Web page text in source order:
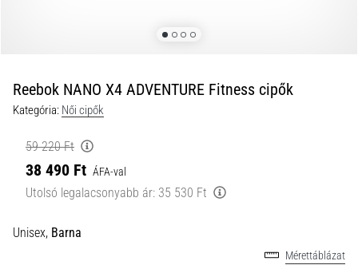
következő
dolgok
nem
táskádból!​​​​​​​
•
Reebok NANO X4 ADVENTURE Fitness cipők
Kategória: Női cipők
59 220 Ft
38 490 Ft ÁFA-val
Utolsó legalacsonyabb ár: 35 530 Ft
Unisex, Barna
Mérettáblázat